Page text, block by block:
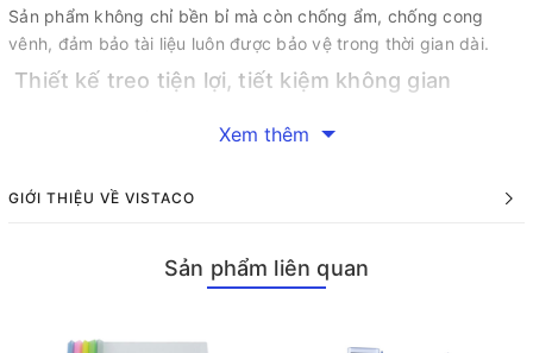
Sản phẩm không chỉ bền bỉ mà còn chống ẩm, chống cong
vênh, đảm bảo tài liệu luôn được bảo vệ trong thời gian dài.
Thiết kế treo tiện lợi, tiết kiệm không gian
Suremark dễ dàng treo trong tủ hồ sơ hoặc kệ lưu trữ. Thiết kế
truy cập tài liệu nhanh chóng và dễ dàng.
Bìa treo Suremark SQ-9511 có nhiều màu sắc như xanh dương,
Xem thêm
GIỚI THIỆU VỀ VISTACO
Sản phẩm liên quan